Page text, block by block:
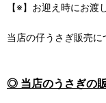
【※】お迎え時にお渡
当店の仔うさぎ販売に
◎ 当店のうさぎの